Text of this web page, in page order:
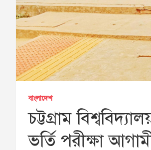
বাংলাদেশ
চট্টগ্রাম
ভর্তি পরীক্ষা